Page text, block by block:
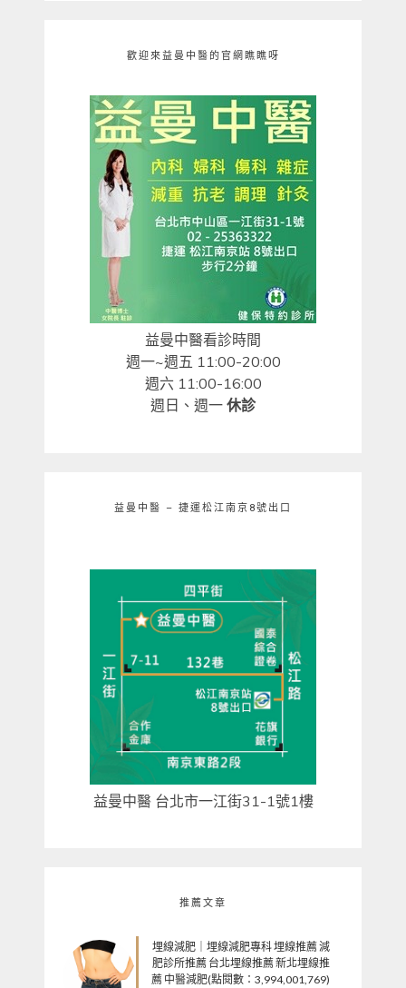
歡迎來益曼中醫的官網瞧瞧呀
益曼中醫看診時間
週一~週五 11:00-20:00
週六 11:00-16:00
週日、週一 休診
益曼中醫 – 捷運松江南京8號出口
益曼中醫 台北市一江街31-1號1樓
推薦文章
埋線減肥｜埋線減肥專科 埋線推薦 減
肥診所推薦 台北埋線推薦 新北埋線推
薦 中醫減肥(點閱數：3,994,001,769)